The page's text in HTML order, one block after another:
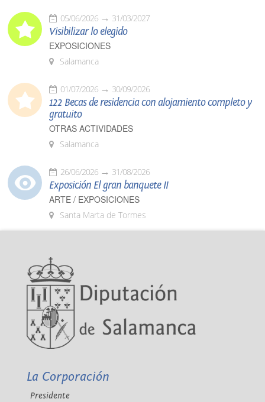
05/06/2026 31/03/2027
Visibilizar lo elegido
EXPOSICIONES
Salamanca
01/07/2026 30/09/2026
122 Becas de residencia con alojamiento completo y
gratuito
OTRAS ACTIVIDADES
Salamanca
26/06/2026 31/08/2026
Exposición El gran banquete II
ARTE / EXPOSICIONES
Santa Marta de Tormes
La Corporación
Presidente